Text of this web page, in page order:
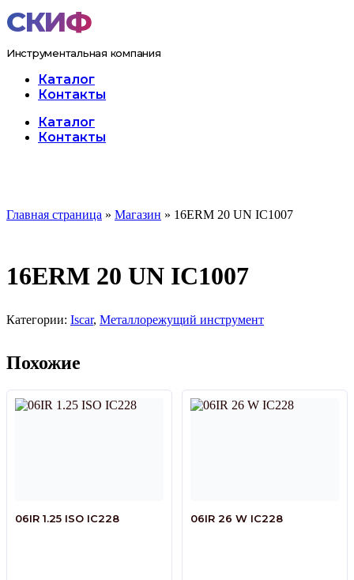
Перейти
к
Инструментальная компания
Каталог
Контакты
МенюКаталог
Контакты
Главная страница » Магазин » 16ERM 20 UN IC1007
16ERM 20 UN IC1007
Категории: Iscar, Металлорежущий инструмент
Похожие
06IR 1.25 ISO IC228 06IR 26 W IC228